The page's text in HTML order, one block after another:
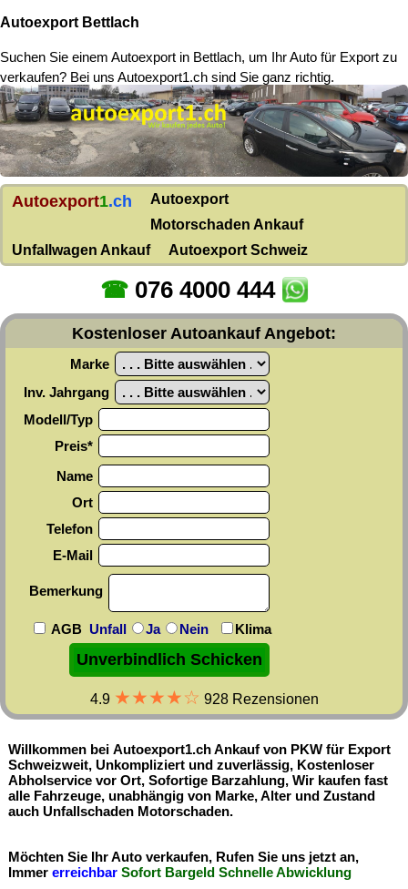
Autoexport Bettlach
Suchen Sie einem Autoexport in Bettlach, um Ihr Auto für Export zu
verkaufen? Bei uns Autoexport1.ch sind Sie ganz richtig.